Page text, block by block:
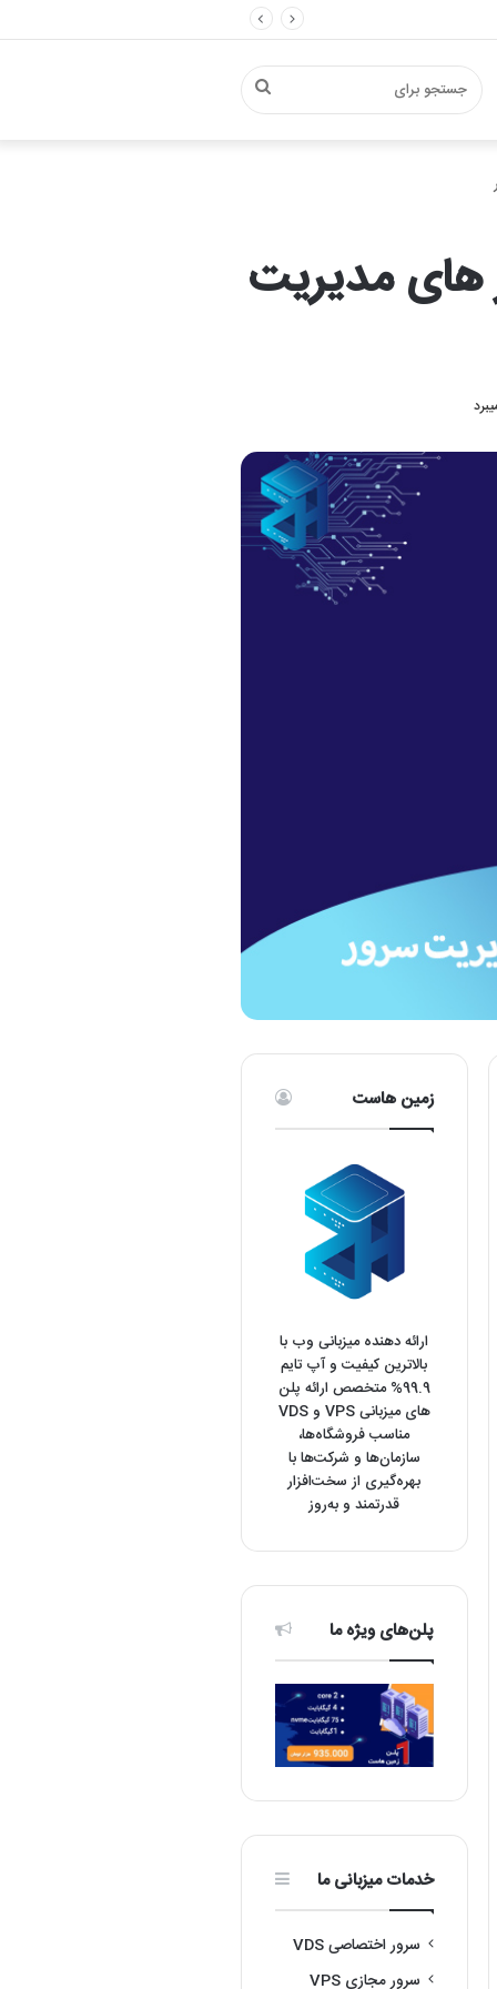
جستجو
های مدیریت
زمین هاست
ارائه دهنده میزبانی وب با
بالاترین کیفیت و آپ تایم
99.9% متخصص ارائه پلن
های میزبانی VPS و VDS
مناسب فروشگاه‌ها،
سازمان‌ها و شرکت‌ها با
بهره‌گیری از سخت‌افزار
قدرتمند و به‌روز
پلن‌های ویژه ما
خدمات میزبانی ما
سرور اختصاصی VDS
سرور مجازی VPS